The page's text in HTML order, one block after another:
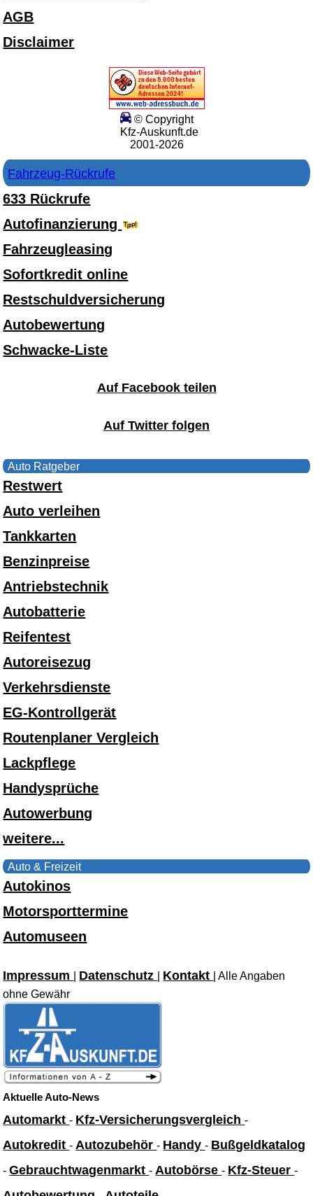
AGB
Disclaimer
© Copyright
Kfz-Auskunft.de
2001-2026
Fahrzeug-Rückrufe
633 Rückrufe
Autofinanzierung
Fahrzeugleasing
Sofortkredit online
Restschuldversicherung
Autobewertung
Schwacke-Liste
Auf Facebook teilen
Auf Twitter folgen
Auto Ratgeber
Restwert
Auto verleihen
Tankkarten
Benzinpreise
Antriebstechnik
Autobatterie
Reifentest
Autoreisezug
Verkehrsdienste
EG-Kontrollgerät
Routenplaner Vergleich
Lackpflege
Handysprüche
Autowerbung
weitere...
Auto & Freizeit
Autokinos
Motorsporttermine
Automuseen
Impressum Datenschutz Kontakt
| Alle Angaben
ohne Gewähr
Aktuelle Auto-News
Automarkt- Kfz-Versicherungsvergleich-
Autokredit- Autozubehör- Handy- Bußgeldkatalog
-Gebrauchtwagenmarkt- Autobörse- Kfz-Steuer-